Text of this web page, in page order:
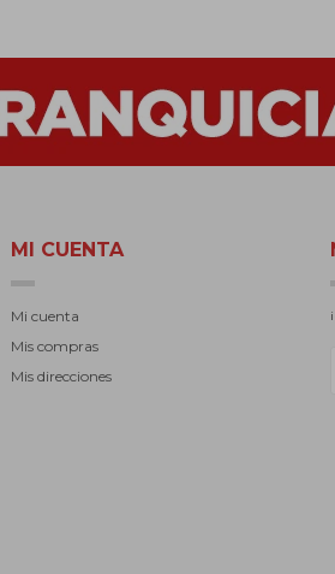
MI CUENTA
Mi cuenta
Mis compras
Mis direcciones